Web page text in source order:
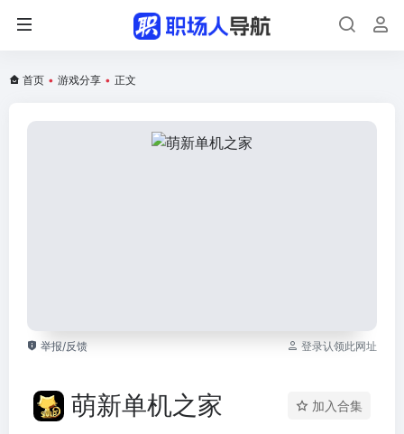
首页 • 游戏分享 • 正文
举报/反馈 登录认领此网址
萌新单机之家 加入合集